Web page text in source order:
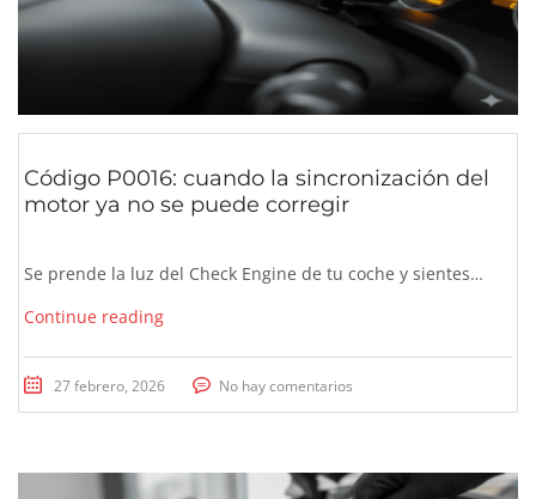
Código P0016: cuando la sincronización del
motor ya no se puede corregir
Se prende la luz del Check Engine de tu coche y sientes…
Continue reading
27 febrero, 2026 No hay comentarios